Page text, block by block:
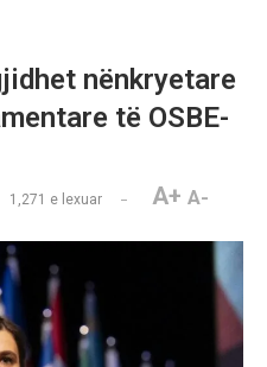
nënkryetare
të OSBE-
1,271 e lexuar A+ A-